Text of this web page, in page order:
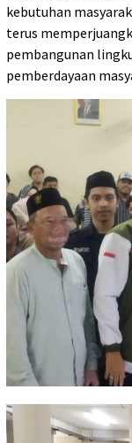
kebutuhan
terus
pembangunan
pemberdayaan